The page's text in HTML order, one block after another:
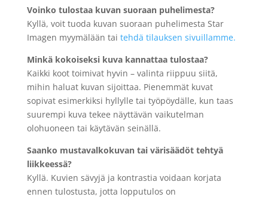
Voinko tulostaa kuvan suoraan puhelimesta?
Kyllä, voit tuoda kuvan suoraan puhelimesta Star
Imagen myymälään tai tehdä tilauksen sivuillamme.
Minkä kokoiseksi kuva kannattaa tulostaa?
Kaikki koot toimivat hyvin – valinta riippuu siitä,
mihin haluat kuvan sijoittaa. Pienemmät kuvat
sopivat esimerkiksi hyllylle tai työpöydälle, kun taas
suurempi kuva tekee näyttävän vaikutelman
olohuoneen tai käytävän seinällä.
Saanko mustavalkokuvan tai värisäädöt tehtyä
liikkeessä?
Kyllä. Kuvien sävyjä ja kontrastia voidaan korjata
ennen tulostusta, jotta lopputulos on